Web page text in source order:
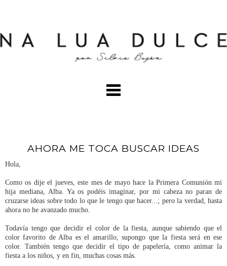
AHORA ME TOCA BUSCAR IDEAS
Hola,
Como os dije el jueves, este mes de mayo hace la Primera Comunión mi
hija mediana, Alba. Ya os podéis imaginar, por mi cabeza no paran de
cruzarse ideas sobre todo lo que le tengo que hacer...; pero la verdad, hasta
ahora no he avanzado mucho.
Todavía tengo que decidir el color de la fiesta, aunque sabiendo que el
color favorito de Alba es el amarillo, supongo que la fiesta será en ese
color. También tengo que decidir el tipo de papelería, como animar la
fiesta a los niños, y en fin, muchas cosas más.